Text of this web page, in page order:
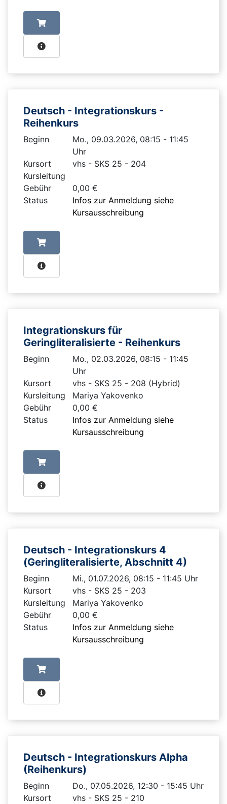
Deutsch - Integrationskurs -
Reihenkurs
Beginn
Mo., 09.03.2026, 08:15 - 11:45
Uhr
Kursort
vhs - SKS 25 - 204
Kursleitung
Gebühr
0,00 €
Status
Infos zur Anmeldung siehe
Kursausschreibung
Integrationskurs für
Geringliteralisierte - Reihenkurs
Beginn
Mo., 02.03.2026, 08:15 - 11:45
Uhr
Kursort
vhs - SKS 25 - 208 (Hybrid)
Kursleitung
Mariya Yakovenko
Gebühr
0,00 €
Status
Infos zur Anmeldung siehe
Kursausschreibung
Deutsch - Integrationskurs 4
(Geringliteralisierte, Abschnitt 4)
Beginn
Mi., 01.07.2026, 08:15 - 11:45 Uhr
Kursort
vhs - SKS 25 - 203
Kursleitung
Mariya Yakovenko
Gebühr
0,00 €
Status
Infos zur Anmeldung siehe
Kursausschreibung
Deutsch - Integrationskurs Alpha
(Reihenkurs)
Beginn
Do., 07.05.2026, 12:30 - 15:45 Uhr
Kursort
vhs - SKS 25 - 210